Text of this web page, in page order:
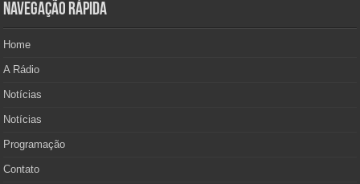
Navegação Rápida
Home
A Rádio
Notícias
Notícias
Programação
Contato